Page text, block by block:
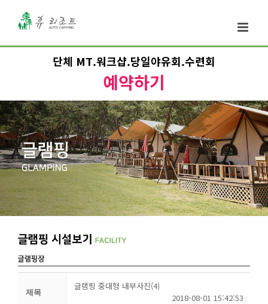
단체 MT.워크샵.당일야유회.수련회
예약하기
제목
글램핑 중대형 내부사진(4)
2018-08-01 15:42:53